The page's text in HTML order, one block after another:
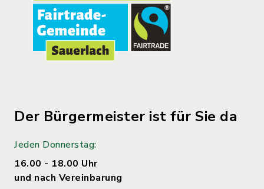
Der Bürgermeister ist für Sie da
Jeden Donnerstag:
16.00 - 18.00 Uhr
und nach Vereinbarung